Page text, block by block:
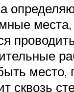
места,
место,
сквозь